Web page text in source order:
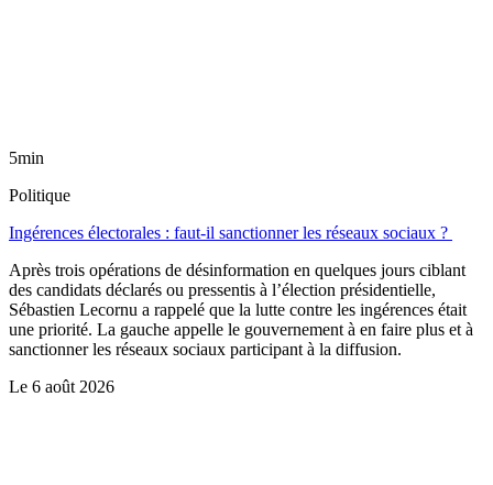
5min
Politique
Ingérences électorales : faut-il sanctionner les réseaux sociaux ?
Après trois opérations de désinformation en quelques jours ciblant
des candidats déclarés ou pressentis à l’élection présidentielle,
Sébastien Lecornu a rappelé que la lutte contre les ingérences était
une priorité. La gauche appelle le gouvernement à en faire plus et à
sanctionner les réseaux sociaux participant à la diffusion.
Le 6 août 2026